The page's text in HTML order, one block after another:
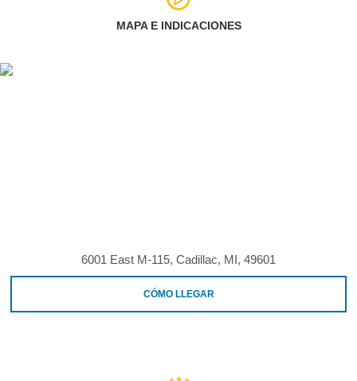
MAPA E INDICACIONES
6001 East M-115, Cadillac, MI, 49601
CÓMO LLEGAR